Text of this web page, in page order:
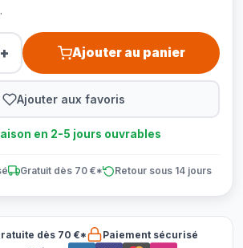
+ Ajouter au panier
Ajouter aux favoris
en 2-5 jours ouvrables
Gratuit dès 70 €* Retour sous 14 jours
dès 70 €*
Paiement sécurisé